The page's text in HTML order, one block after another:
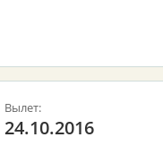
Вылет:
24.10.2016